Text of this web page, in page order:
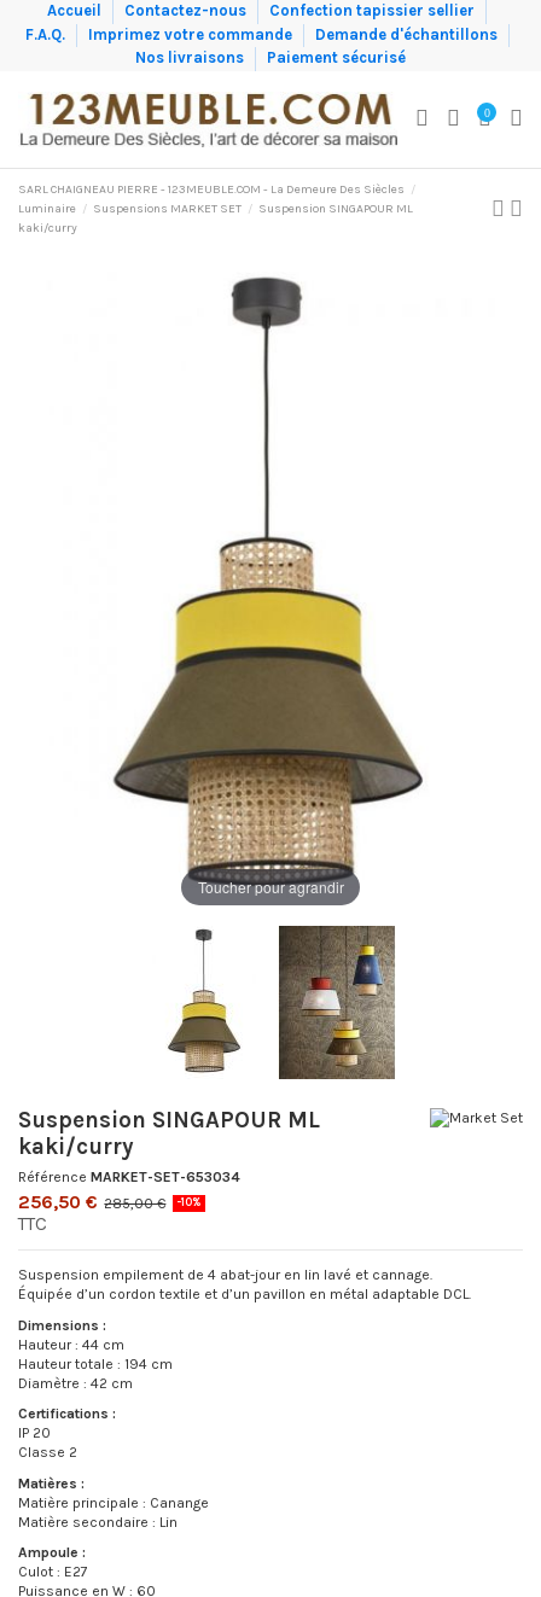
Accueil Contactez-nous
Confection tapissier sellier
F.A.Q.
Imprimez votre commande
Demande d'échantillons
Nos livraisons
Paiement sécurisé
0
SARL CHAIGNEAU PIERRE - 123MEUBLE.COM - La Demeure Des Siècles
Luminaire
Suspensions MARKET SET
Suspension SINGAPOUR ML
kaki/curry
Toucher pour agrandir
Suspension SINGAPOUR ML
kaki/curry
Référence MARKET-SET-653034
256,50 € 285,00 € -10%
TTC
Suspension empilement de 4 abat-jour en lin lavé et cannage.
Équipée d’un cordon textile et d’un pavillon en métal adaptable DCL.
Dimensions :
Hauteur : 44 cm
Hauteur totale : 194 cm
Diamètre : 42 cm
Certifications :
IP 20
Classe 2
Matières :
Matière principale : Canange
Matière secondaire : Lin
Ampoule :
Culot : E27
Puissance en W : 60